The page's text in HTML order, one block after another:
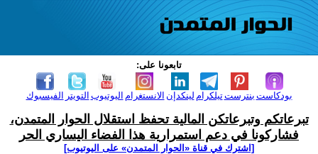
تابعونا على:
الفيسبوك التويتر اليوتيوب الانستغرام لينكدإن تيلكرامبنترست بودكاست
تبرعاتكم وتبرعاتكن المالية تحفظ استقلال الحوار المتمدن،
فشاركونا في دعم استمرارية هذا الفضاء اليساري الحر
[اشترك في قناة ‫«الحوار المتمدن» على اليوتيوب]